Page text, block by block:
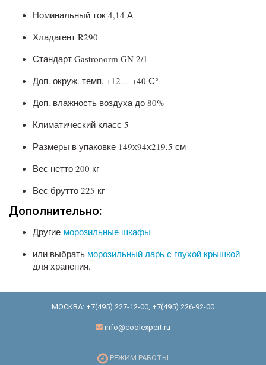
Номинальный ток 4,14 А
Хладагент R290
Стандарт Gastronorm GN 2/1
Доп. окруж. темп. +12… +40 С°
Доп. влажность воздуха до 80%
Климатический класс 5
Размеры в упаковке 149х94х219,5 см
Вес нетто 200 кг
Вес брутто 225 кг
Дополнительно:
Другие морозильные шкафы
или выбрать морозильный ларь с глухой крышкой
для хранения.
МОСКВА: +7(495) 227-12-00, +7(495) 226-92-00
info@coolexpert.ru
РЕЖИМ РАБОТЫ